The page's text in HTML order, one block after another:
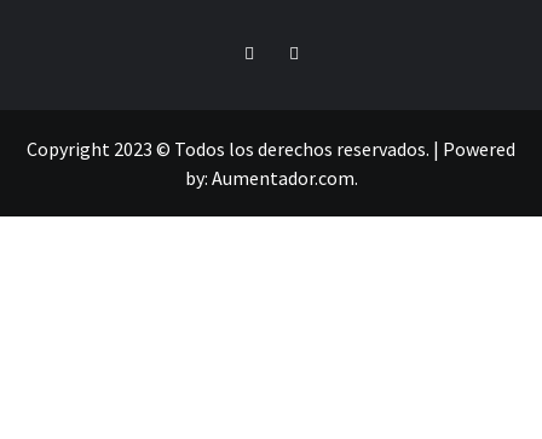
Copyright 2023 © Todos los derechos reservados. | Powered
by: Aumentador.com.